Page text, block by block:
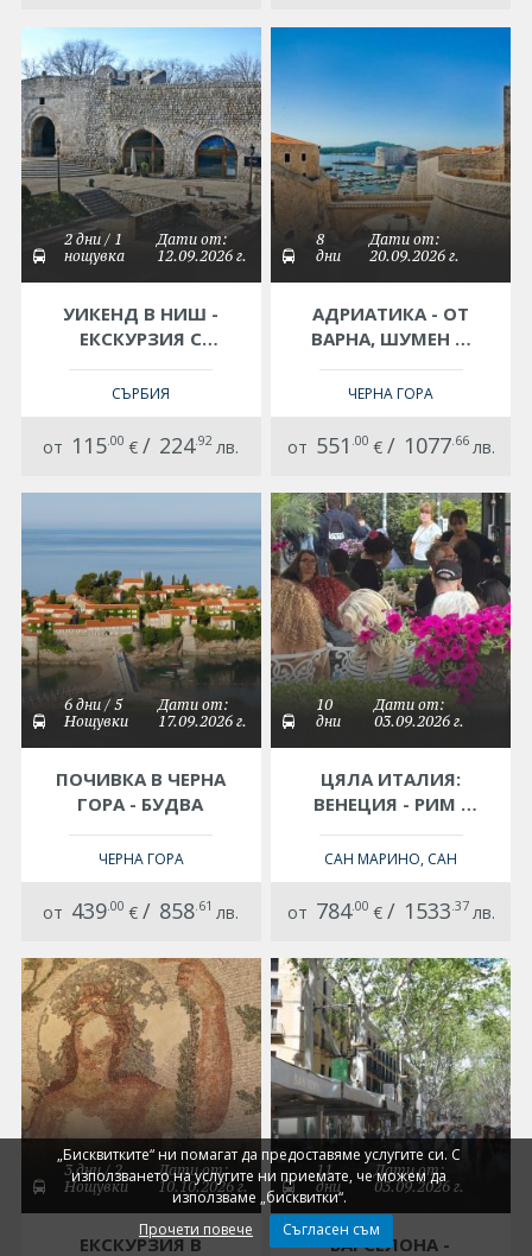
2 дни / 1
нощувка
Дати от:
12.09.2026 г.
УИКЕНД В НИШ -
ЕКСКУРЗИЯ С
СЪРБИЯ
от 115 .00 €/ 224.92 лв.
8
дни
Дати от:
20.09.2026 г.
АДРИАТИКА - ОТ
ВАРНА, ШУМЕН И
ЧЕРНА ГОРА
от 551 .00 € / 1077.66 лв.
6 дни / 5
Нощувки
Дати от:
17.09.2026 г.
ПОЧИВКА В ЧЕРНА
ГОРА - БУДВА
ЧЕРНА ГОРА
от 439 .00 €/ 858 .61 лв.
10
дни
Дати от:
03.09.2026 г.
ЦЯЛА ИТАЛИЯ:
ВЕНЕЦИЯ - РИМ -
ФЛОРЕНЦИЯ
САН МАРИНО, САН
МАРИНО
от 784 .00 € / 1533 .37 лв.
3 дни / 2
Нощувки
Дати от:
10.10.2026 г.
ЕКСКУРЗИЯ В
11
дни
Дати от:
03.09.2026 г.
БАРСЕЛОНА -
„Бисквитките“ ни помагат да предоставяме услугите си. С
използването на услугите ни приемате, че можем да
използваме „бисквитки“.
Прочети повече
Съгласен съм